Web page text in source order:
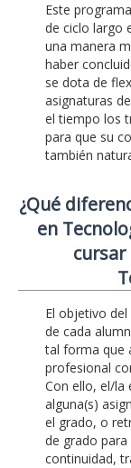
Este
de ciclo largo
una manera
haber
se dota de
asignaturas
el tiempo los
para que su
también
¿Qué
en
cursar
El objetivo
de cada
tal forma que
profesional
Con ello, el/la
alguna(s)
el grado, o
de grado
continuidad,